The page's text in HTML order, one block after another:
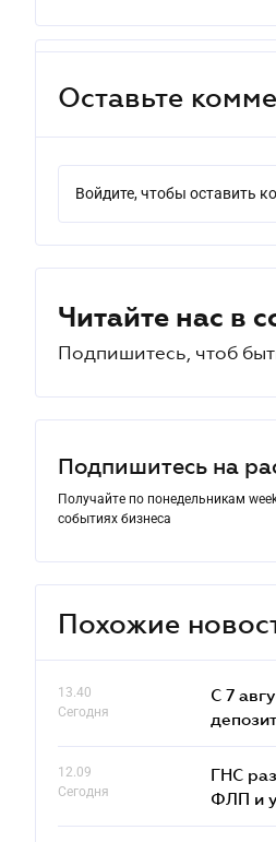
Оставьте
Войдите, чтобы оставить
Читайте нас в
Подпишитесь, чтоб
Подпишитесь на
Получайте по понедельникам
событиях бизнеса
Похожие
13.40
Сегодня
С 7
12.09
Сегодня
ГНС
ФЛП и